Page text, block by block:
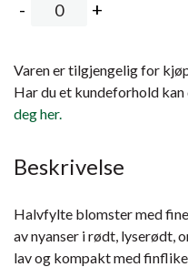
Varen er tilgjengelig for
Har du et kundeforhold kan
deg her.
Beskrivelse
Halvfylte blomster med
av nyanser i rødt, lyserødt,
lav og kompakt med